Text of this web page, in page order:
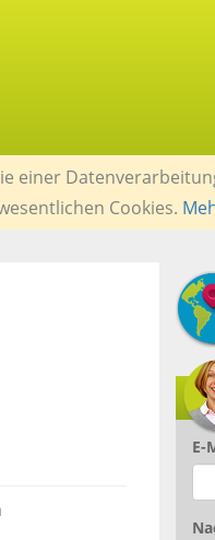
einer
Cookies.
E-